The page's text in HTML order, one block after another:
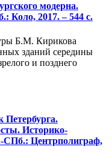
модерна.
Коло, 2017. – 544 с.
Б.М. Кирикова
зданий середины
и позднего
Петербурга.
Историко-
СПб.: Центрполиграф,